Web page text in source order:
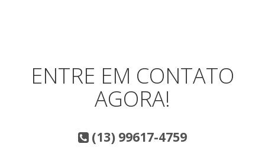
ENTRE EM CONTATO
AGORA!
(13) 99617-4759